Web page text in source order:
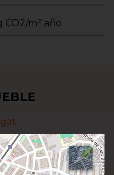
CO2/m² año